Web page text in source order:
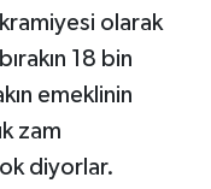
olarak
18 bin
emeklinin
zam
diyorlar.